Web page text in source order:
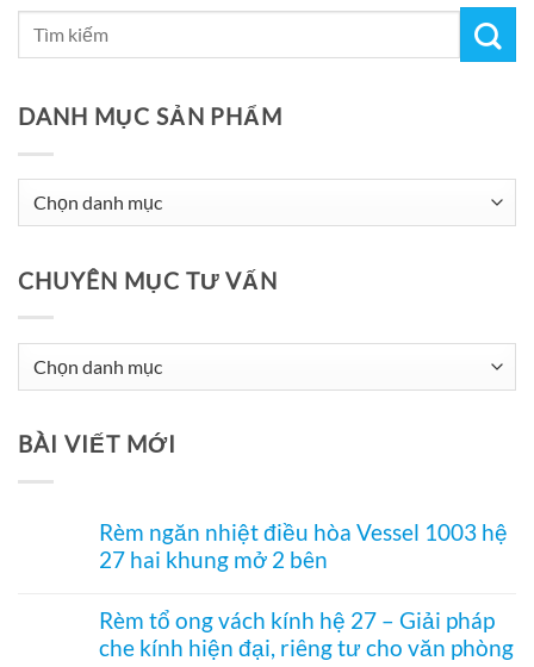
DANH MỤC SẢN PHẨM
CHUYÊN MỤC TƯ VẤN
Chuyên
Mục
Tư
BÀI VIẾT MỚI
Rèm ngăn nhiệt điều hòa Vessel 1003 hệ
27 hai khung mở 2 bên
có
bình
luận
Rèm tổ ong vách kính hệ 27 – Giải pháp
che kính hiện đại, riêng tư cho văn phòng